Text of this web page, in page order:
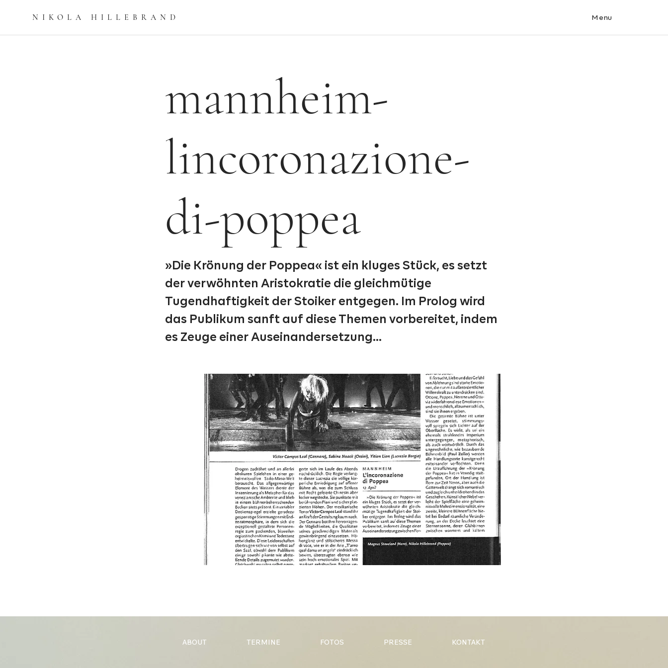
NIKOLA HILLEBRAN D Menu
mannheim-
lincoronazione-
di-poppea
»Die Krönung der Poppea« ist ein kluges Stück, es setzt
der verwöhnten Aristokratie die gleichmütige
Tugendhaftigkeit der Stoiker entgegen. Im Prolog wird
das Publikum sanft auf diese Themen vorbereitet, indem
es Zeuge einer Auseinandersetzung...
ABOUT TERMINE FOTOS PRESSE KONTAKT